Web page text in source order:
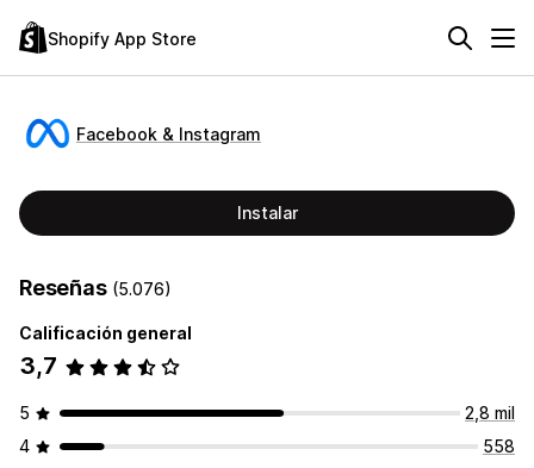
Shopify App Store
Facebook & Instagram
Instalar
Reseñas (5.076)
Calificación general
3,7
5
2,8 mil
4
558